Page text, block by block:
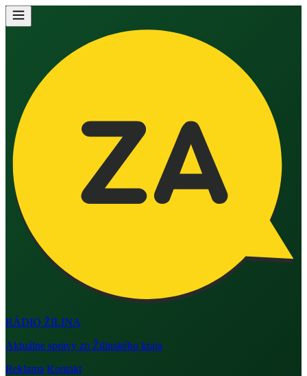
RÁDIO ŽILINA
Aktuálne správy zo Žilinského kraja
Reklama Kontakt